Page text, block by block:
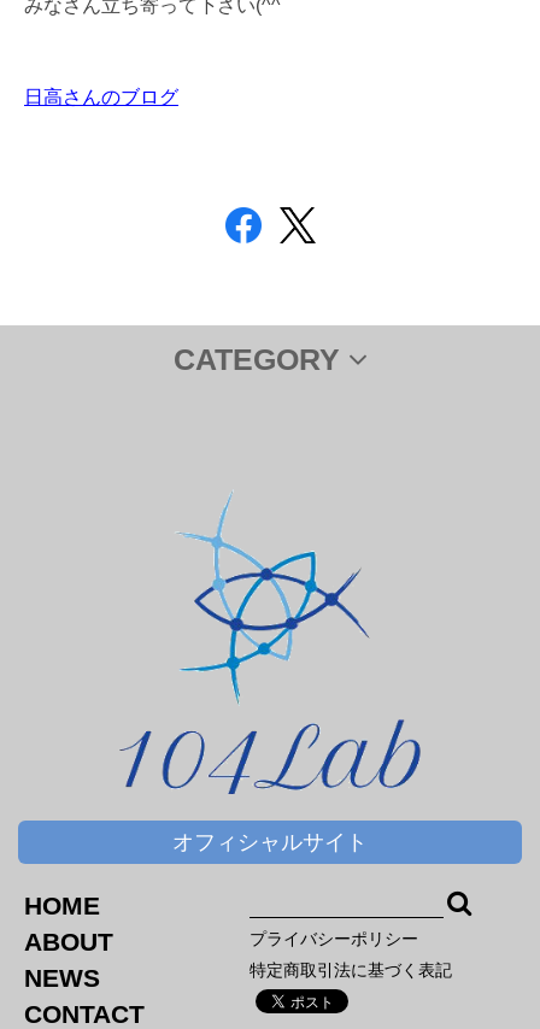
みなさん立ち寄って下さい(^^ゞ
日高さんのブログ
CATEGORY
オフィシャルサイト
HOME
ABOUT
NEWS
CONTACT
プライバシーポリシー
特定商取引法に基づく表記